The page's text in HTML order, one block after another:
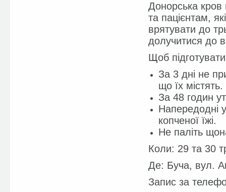
Донорська кров
та пацієнтам,
врятувати до
долучитися до
Щоб
За 3 дні не
що їх містять.
За 48 годин
Напередодні
копченої їжі.
Не паліть
Коли: 29 та 30
Де: Буча, вул.
Запис за